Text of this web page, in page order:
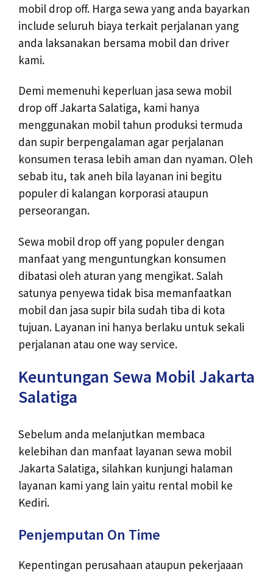
mobil drop off. Harga sewa yang anda bayarkan
include seluruh biaya terkait perjalanan yang
anda laksanakan bersama mobil dan driver
kami.
Demi memenuhi keperluan jasa sewa mobil
drop off Jakarta Salatiga, kami hanya
menggunakan mobil tahun produksi termuda
dan supir berpengalaman agar perjalanan
konsumen terasa lebih aman dan nyaman. Oleh
sebab itu, tak aneh bila layanan ini begitu
populer di kalangan korporasi ataupun
perseorangan.
Sewa mobil drop off yang populer dengan
manfaat yang menguntungkan konsumen
dibatasi oleh aturan yang mengikat. Salah
satunya penyewa tidak bisa memanfaatkan
mobil dan jasa supir bila sudah tiba di kota
tujuan. Layanan ini hanya berlaku untuk sekali
perjalanan atau one way service.
Keuntungan Sewa Mobil Jakarta
Salatiga
Sebelum anda melanjutkan membaca
kelebihan dan manfaat layanan sewa mobil
Jakarta Salatiga, silahkan kunjungi halaman
layanan kami yang lain yaitu rental mobil ke
Kediri.
Penjemputan On Time
Kepentingan perusahaan ataupun pekerjaaan